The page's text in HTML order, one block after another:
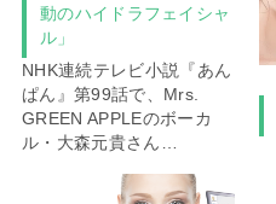
動のハイドラフェイシャ
ル」
NHK連続テレビ小説『あん
ぱん』第99話で、Mrs.
GREEN APPLEのボーカ
ル・大森元貴さん…